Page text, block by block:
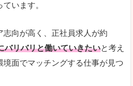
彩さんのCMでおなじみなこともあり
レンジ色のトーンで、見ていても疲れ
います。
志向が高く、正社員求人が約
バリバリと働いていきたいと考え
境面でマッチングする仕事が見つ